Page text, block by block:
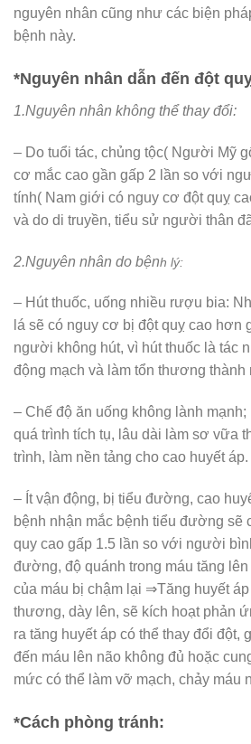
nguyên nhân cũng như các biện
bệnh này.
*Nguyên nhân dẫn đến đột
1.Nguyên nhân không thể thay đổi:
– Do tuổi tác, chủng tộc( Người Mỹ
cơ mắc cao gần gấp 2 lần so với
tính( Nam giới có nguy cơ đột quỵ
và do di truyền, tiểu sử người thân
2.Nguyên nhân do bệnh lý:
– Hút thuốc, uống nhiều rượu bia:
lá sẽ có nguy cơ bị đột quỵ cao hơn
người không hút, vì hút thuốc là tác
động mạch và làm tổn thương thành
– Chế độ ăn uống không lành mạnh;
quá trình tích tụ, lâu dài làm sơ vữa
trình, làm nền tảng cho cao huyết áp.
– Ít vận động, bị tiểu đường, cao
bệnh nhận mắc bệnh tiểu đường sẽ
quy cao gấp 1.5 lần so với người
đường, độ quánh trong máu tăng
của máu bị chậm lại ⇒Tăng huyết
thương, dày lên, sẽ kích hoạt phản
ra tăng huyết áp có thể thay đổi đột,
đến máu lên não không đủ hoặc
mức có thể làm vỡ mạch, chảy máu
*Cách phòng tránh: